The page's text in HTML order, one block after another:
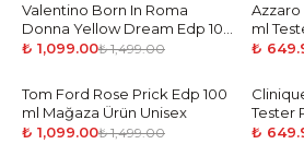
-27%
Valentino Born In Roma
Donna Yellow Dream Edp 100
ml Mağaza Ürün Woman
₺ 1,099.00₺ 1,499.00
-38
Azzaro
ml
₺
-27%
Tom Ford Rose Prick Edp 100
ml Mağaza Ürün Unisex
₺ 1,099.00₺ 1,499.00
-38
Tester
₺